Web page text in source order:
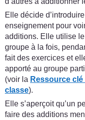
Elle décide
enseignement pour
additions. Elle utilise
groupe à la fois,
fait des exercices et
apporté au groupe
(voir la Ressource clé
classe).
Elle s’aperçoit qu’un
faire des additions